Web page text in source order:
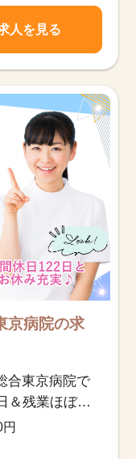
人を見る
京病院の求
合東京病院で
＆残業ほぼな
くお仕事で